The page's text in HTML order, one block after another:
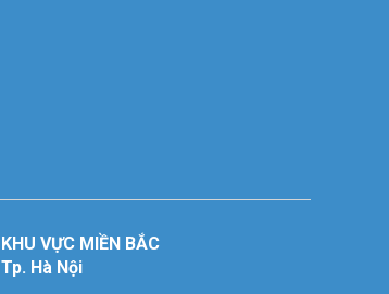
KHU VỰC MIỀN BẮC
Tp. Hà Nội